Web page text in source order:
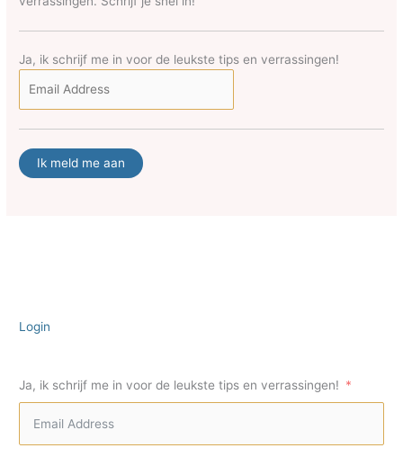
Ja, ik schrijf me in voor de leukste tips en verrassingen!
Ik meld me aan
Login
Ja, ik schrijf me in voor de leukste tips en verrassingen!